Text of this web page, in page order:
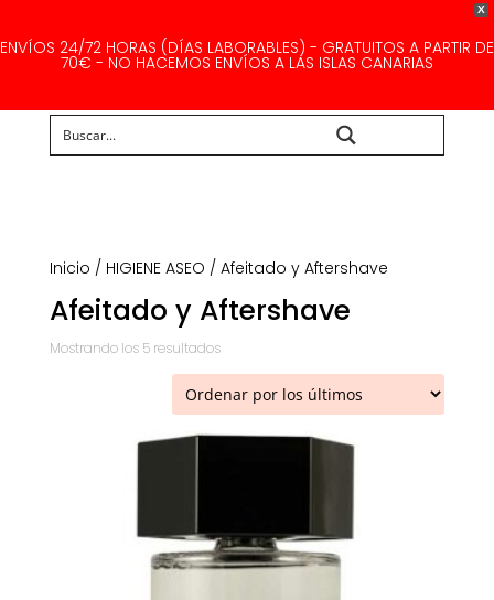
X
ENVÍOS 24/72 HORAS (DÍAS LABORABLES) - GRATUITOS A PARTIR DE
70€ - NO HACEMOS ENVÍOS A LAS ISLAS CANARIAS
Inicio / HIGIENE ASEO / Afeitado y Aftershave
Afeitado y Aftershave
Mostrando los 5 resultadosOrdenado
por
los